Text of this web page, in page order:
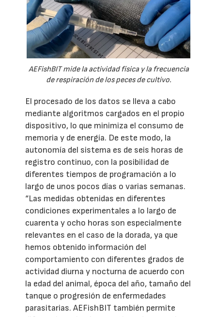
AEFishBIT mide la actividad física y la frecuencia
de respiración de los peces de cultivo.
El procesado de los datos se lleva a cabo
mediante algoritmos cargados en el propio
dispositivo, lo que minimiza el consumo de
memoria y de energía. De este modo, la
autonomía del sistema es de seis horas de
registro continuo, con la posibilidad de
diferentes tiempos de programación a lo
largo de unos pocos días o varias semanas.
“Las medidas obtenidas en diferentes
condiciones experimentales a lo largo de
cuarenta y ocho horas son especialmente
relevantes en el caso de la dorada, ya que
hemos obtenido información del
comportamiento con diferentes grados de
actividad diurna y nocturna de acuerdo con
la edad del animal, época del año, tamaño del
tanque o progresión de enfermedades
parasitarias. AEFishBIT también permite